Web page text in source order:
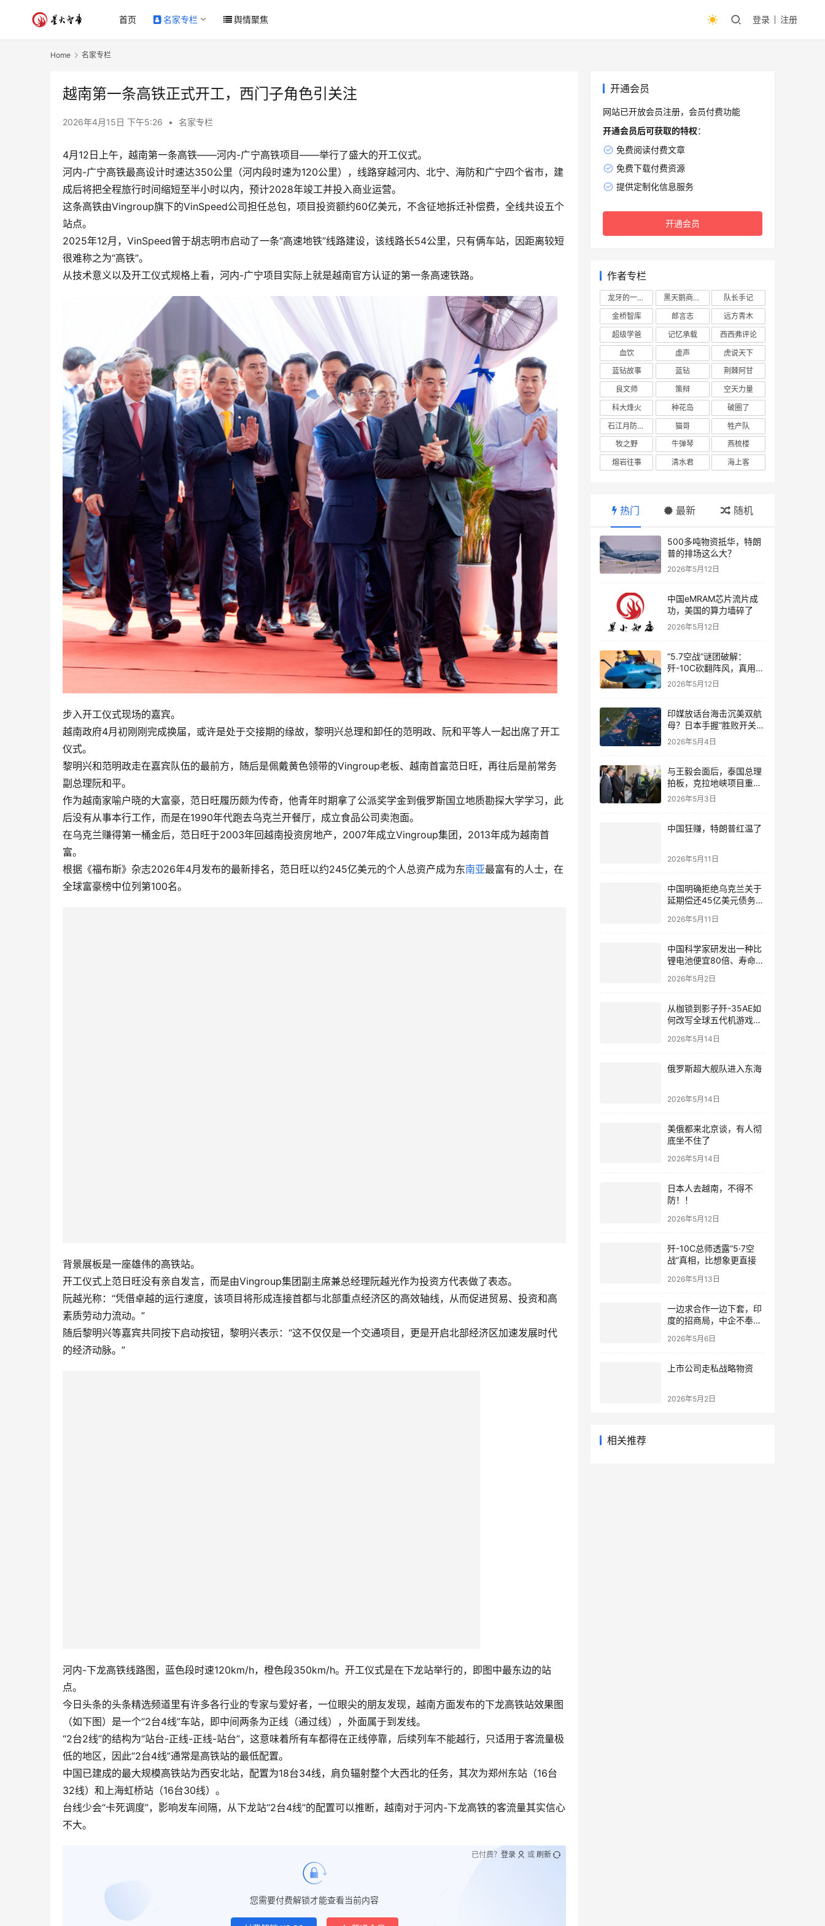
首页 名家专栏 舆情聚焦 登录 注册
Home 名家专栏
越南第一条高铁正式开工，西门子角色引关注
2026年4月15日 下午5:26 • 名家专栏
4月12日上午，越南第一条高铁——河内-广宁高铁项目——举行了盛大的开工仪式。
河内-广宁高铁最高设计时速达350公里（河内段时速为120公里），线路穿越河内、北宁、海防和广宁四个省市，建
成后将把全程旅行时间缩短至半小时以内，预计2028年竣工并投入商业运营。
这条高铁由Vingroup旗下的VinSpeed公司担任总包，项目投资额约60亿美元，不含征地拆迁补偿费，全线共设五个
站点。
2025年12月，VinSpeed曾于胡志明市启动了一条“高速地铁”线路建设，该线路长54公里，只有俩车站，因距离较短
很难称之为“高铁”。
从技术意义以及开工仪式规格上看，河内-广宁项目实际上就是越南官方认证的第一条高速铁路。
步入开工仪式现场的嘉宾。
越南政府4月初刚刚完成换届，或许是处于交接期的缘故，黎明兴总理和卸任的范明政、阮和平等人一起出席了开工
仪式。
黎明兴和范明政走在嘉宾队伍的最前方，随后是佩戴黄色领带的Vingroup老板、越南首富范日旺，再往后是前常务
副总理阮和平。
作为越南家喻户晓的大富豪，范日旺履历颇为传奇，他青年时期拿了公派奖学金到俄罗斯国立地质勘探大学学习，此
后没有从事本行工作，而是在1990年代跑去乌克兰开餐厅，成立食品公司卖泡面。
在乌克兰赚得第一桶金后，范日旺于2003年回越南投资房地产，2007年成立Vingroup集团，2013年成为越南首
富。
根据《福布斯》杂志2026年4月发布的最新排名，范日旺以约245亿美元的个人总资产成为东南亚最富有的人士，在
全球富豪榜中位列第100名。
背景展板是一座雄伟的高铁站。
开工仪式上范日旺没有亲自发言，而是由Vingroup集团副主席兼总经理阮越光作为投资方代表做了表态。
阮越光称：“凭借卓越的运行速度，该项目将形成连接首都与北部重点经济区的高效轴线，从而促进贸易、投资和高
素质劳动力流动。”
随后黎明兴等嘉宾共同按下启动按钮，黎明兴表示：“这不仅仅是一个交通项目，更是开启北部经济区加速发展时代
的经济动脉。”
河内-下龙高铁线路图，蓝色段时速120km/h，橙色段350km/h。开工仪式是在下龙站举行的，即图中最东边的站
点。
今日头条的头条精选频道里有许多各行业的专家与爱好者，一位眼尖的朋友发现，越南方面发布的下龙高铁站效果图
（如下图）是一个“2台4线”车站，即中间两条为正线（通过线），外面属于到发线。
“2台2线”的结构为“站台-正线-正线-站台”，这意味着所有车都得在正线停靠，后续列车不能越行，只适用于客流量极
低的地区，因此“2台4线”通常是高铁站的最低配置。
中国已建成的最大规模高铁站为西安北站，配置为18台34线，肩负辐射整个大西北的任务，其次为郑州东站（16台
32线）和上海虹桥站（16台30线）。
台线少会“卡死调度”，影响发车间隔，从下龙站“2台4线”的配置可以推断，越南对于河内-下龙高铁的客流量其实信心
不大。
您需要付费解锁才能查看当前内容
已付费？ 登录 或 刷新
开通会员
网站已开放会员注册，会员付费功能
开通会员后可获取的特权：
免费阅读付费文章
免费下载付费资源
提供定制化信息服务
开通会员
作者专栏
龙牙的一座山 黑天鹅商业情报站
队长手记
金桥智库
郎言志
远方青木
超级学爸
记忆承载
西西弗评论
血饮
虚声
虎说天下
蓝钻故事
蓝钻
荆棘阿甘
良文师
策辩
空天力量
科大烽火
种花岛
破圈了
石江月防务观察
猫哥
牲产队
牧之野
牛弹琴
燕梳楼
熔岩往事
清水君 海上客
热门 最新 随机
500多吨物资抵华，特朗
普的排场这么大？
2026年5月12日
中国eMRAM芯片流片成
功，美国的算力墙碎了
2026年5月12日
“5.7空战”谜团破解：
歼-10C砍翻阵风，真用了
“A射B导”吗？
2026年5月12日
印媒放话台海击沉美双航
母？日本手握“胜败开关”
还是“引火烧身”？
2026年5月4日
与王毅会面后，泰国总理
拍板，克拉地峡项目重
启！
2026年5月3日
中国狂赚，特朗普红温了
2026年5月11日
中国明确拒绝乌克兰关于
延期偿还45亿美元债务的
2026年5月11日
中国科学家研发出一种比
锂电池便宜80倍、寿命可
2026年5月2日
从枷锁到影子歼-35AE如
何改写全球五代机游戏规
2026年5月14日
俄罗斯超大舰队进入东海
2026年5月14日
美俄都来北京谈，有人彻
底坐不住了
2026年5月14日
日本人去越南，不得不
防！！
2026年5月12日
歼-10C总师透露“5·7空
战”真相，比想象更直接
2026年5月13日
一边求合作一边下套，印
度的招商局，中企不奉陪
2026年5月6日
上市公司走私战略物资
2026年5月2日
相关推荐